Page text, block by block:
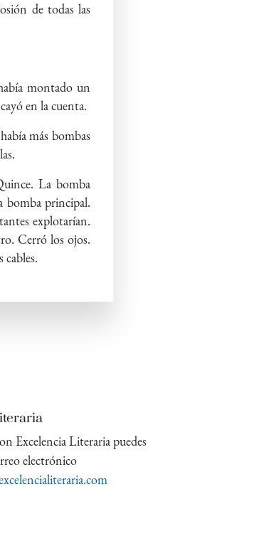
de todas las
montado un
en la cuenta.
más bombas
La bomba
bomba principal.
explotarían.
Cerró los ojos.
Excelencia Literaria puedes
electrónico